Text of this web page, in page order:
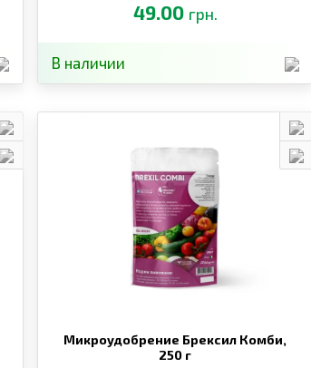
49.00 грн.
В наличии
Микроудобрение Брексил Комби,
250 г